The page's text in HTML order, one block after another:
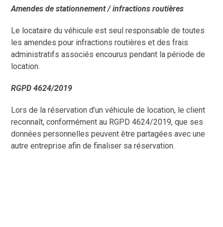
Amendes de stationnement / infractions routières
Le locataire du véhicule est seul responsable de toutes
les amendes pour infractions routières et des frais
administratifs associés encourus pendant la période de
location.
RGPD 4624/2019
Lors de la réservation d’un véhicule de location, le client
reconnaît, conformément au RGPD 4624/2019, que ses
données personnelles peuvent être partagées avec une
autre entreprise afin de finaliser sa réservation.